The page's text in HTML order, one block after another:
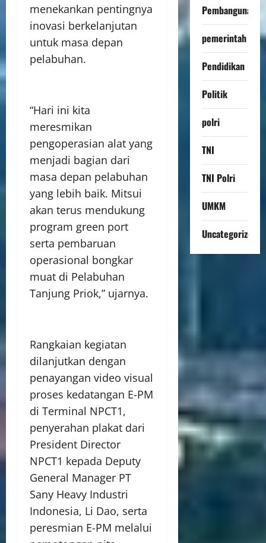
menekankan pentingnya
inovasi berkelanjutan
untuk masa depan
pelabuhan.
“Hari ini kita
meresmikan
pengoperasian alat yang
menjadi bagian dari
masa depan pelabuhan
yang lebih baik. Mitsui
akan terus mendukung
program green port
serta pembaruan
operasional bongkar
muat di Pelabuhan
Tanjung Priok,” ujarnya.
Rangkaian kegiatan
dilanjutkan dengan
penayangan video visual
proses kedatangan E-PM
di Terminal NPCT1,
penyerahan plakat dari
President Director
NPCT1 kepada Deputy
General Manager PT
Sany Heavy Industri
Indonesia, Li Dao, serta
peresmian E-PM melalui
Pembangunan
pemerintah
Pendidikan
Politik
polri
TNI
TNI Polri
UMKM
Uncategorized